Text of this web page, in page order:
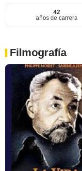
42
años de carrera
Filmografía